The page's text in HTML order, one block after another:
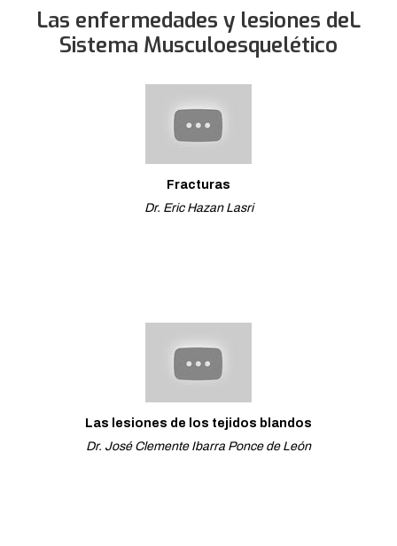
Las enfermedades y lesiones deL
Sistema Musculoesquelético
Fracturas
Dr. Eric Hazan Lasri
Las lesiones de los tejidos blandos
Dr. José Clemente Ibarra Ponce de León